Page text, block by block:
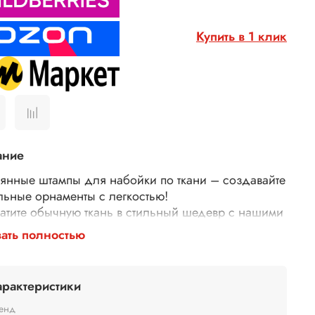
Купить в 1 клик
штампы для набойки по ткани – создавайте
орнаменты с легкостью!
обычную ткань в стильный шедевр с нашими
штампами для набойки! Идеально
для декора одежды, текстиля, сумок,
выбирают наши штампы?
– изготовлены из дерева.
оттиск – резные узоры и орнаменты гарантируют
полностью